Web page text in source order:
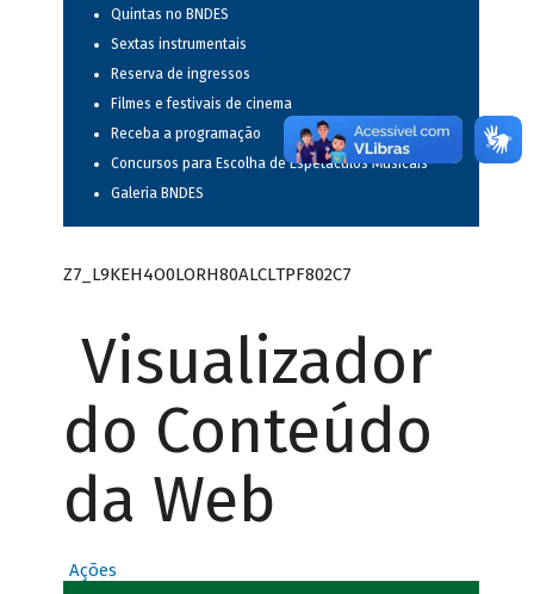
Quintas no BNDES
Sextas instrumentais
Reserva de ingressos
Filmes e festivais de cinema
Receba a programação
Concursos para Escolha de Espetáculos Musicais
Galeria BNDES
Z7_L9KEH4O0LORH80ALCLTPF802C7
Visualizador
do Conteúdo
da Web
Ações